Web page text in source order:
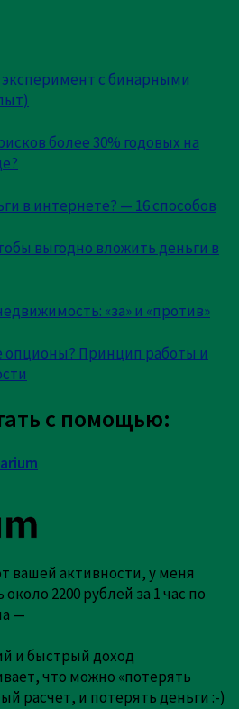
и адрес сайта в этом
с бинарными
более 30% годовых на
в интернете? — 16 способов
выгодно вложить деньги в
«за» и «против»
опционы? Принцип работы и
с помощью:
вашей активности, у меня
2200 рублей за 1 час по
—
и быстрый доход
что можно «потерять
расчет, и потерять деньги :-)